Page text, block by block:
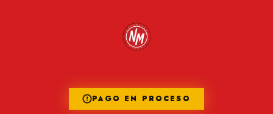
PAGO EN PROCESO